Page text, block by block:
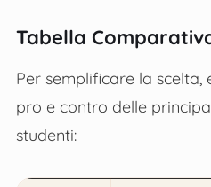
Tabella
Per semplificare la scelta,
pro e contro delle
studenti: